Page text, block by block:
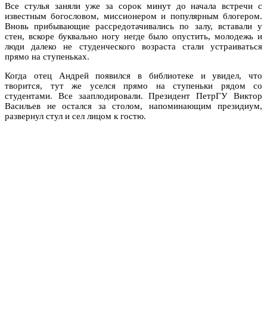
Все стулья заняли уже за сорок минут до начала встречи с
известным богословом, миссионером и популярным блогером.
Вновь прибывающие рассредотачивались по залу, вставали у
стен, вскоре буквально ногу негде было опустить, молодежь и
люди далеко не студенческого возраста стали устраиваться
прямо на ступеньках.
Когда отец Андрей появился в библиотеке и увидел, что
творится, тут же уселся прямо на ступеньки рядом со
студентами. Все зааплодировали. Президент ПетрГУ Виктор
Васильев не остался за столом, напоминающим президиум,
развернул стул и сел лицом к гостю.